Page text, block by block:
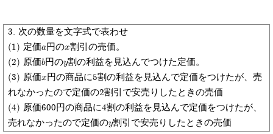
3. 次の数量を文字式で表わせ
(1) 定価a円のx割引の売価。
(2) 原価b円のy割の利益を見込んでつけた定価。
(3) 原価x円の商品に5割の利益を見込んで定価をつけたが、売
れなかったので定価の2割引で安売りしたときの売価
(4) 原価600円の商品に4割の利益を見込んで定価をつけたが、
売れなかったので定価のy割引で安売りしたときの売価